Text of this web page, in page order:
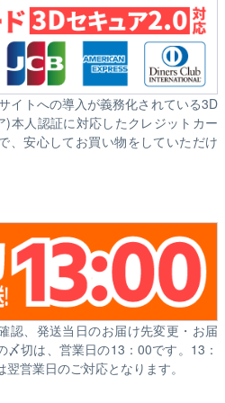
イトへの導入が義務化されている3D
本人認証に対応したクレジットカー
、安心してお買い物をしていただけ
認、発送当日のお届け先変更・お届
切は、営業日の13：00です。13：
営業日のご対応となります。